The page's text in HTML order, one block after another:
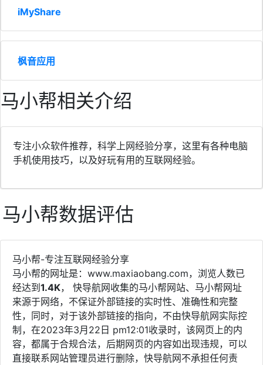
iMyShare
枫音应用
马小帮相关介绍
专注小众软件推荐，科学上网经验分享，这里有各种电脑
手机使用技巧，以及好玩有用的互联网经验。
马小帮数据评估
马小帮-专注互联网经验分享
马小帮的网址是：www.maxiaobang.com，浏览人数已
经达到1.4K， 快导航网收集的马小帮网站、马小帮网址
来源于网络，不保证外部链接的实时性、准确性和完整
性，同时，对于该外部链接的指向，不由快导航网实际控
制，在2023年3月22日 pm12:01收录时，该网页上的内
容，都属于合规合法，后期网页的内容如出现违规，可以
直接联系网站管理员进行删除，快导航网不承担任何责